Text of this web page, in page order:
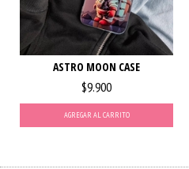
ASTRO MOON CASE
$9.900
AGREGAR AL CARRITO